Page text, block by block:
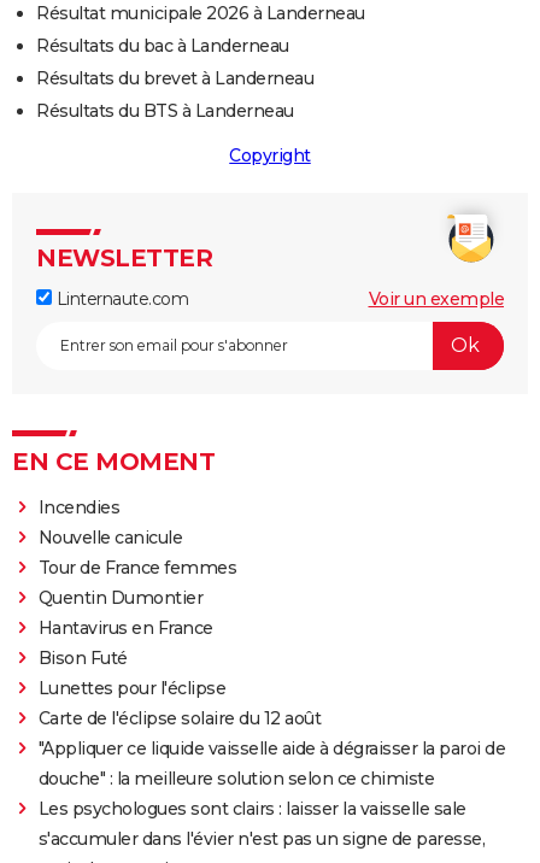
Résultat municipale 2026 à Landerneau
Résultats du bac à Landerneau
Résultats du brevet à Landerneau
Résultats du BTS à Landerneau
Copyright
NEWSLETTER
Linternaute.com Voir un exemple
EN CE MOMENT
Incendies
Nouvelle canicule
Tour de France femmes
Quentin Dumontier
Hantavirus en France
Bison Futé
Lunettes pour l'éclipse
Carte de l'éclipse solaire du 12 août
"Appliquer ce liquide vaisselle aide à dégraisser la paroi de
douche" : la meilleure solution selon ce chimiste
Les psychologues sont clairs : laisser la vaisselle sale
s'accumuler dans l'évier n'est pas un signe de paresse,